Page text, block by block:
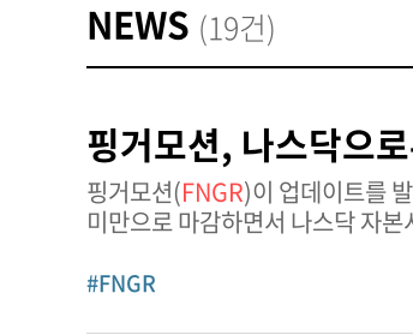
NEWS (19건)
핑거모션, 나스닥으
핑거모션(FNGR)이 업데이트를 발표했다. 2026년 6월 30일, 핑거모션은 보통주가
미만으로 마감하면서 나스닥 자
#FNGR